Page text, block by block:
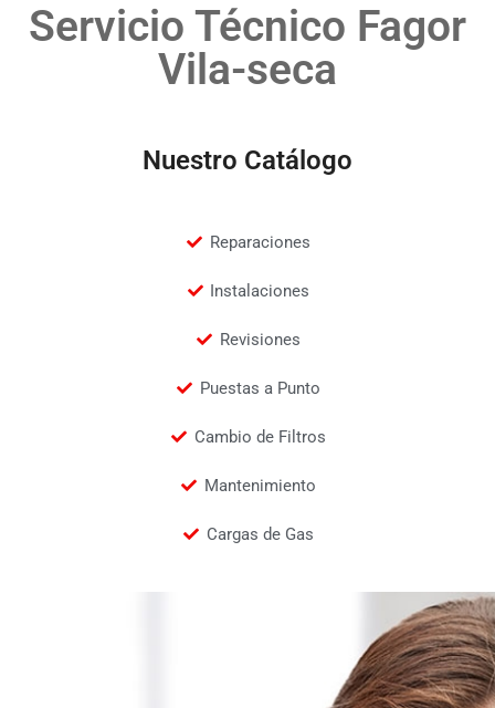
Servicio Técnico Fagor
Vila-seca
Nuestro Catálogo
Reparaciones
Instalaciones
Revisiones
Puestas a Punto
Cambio de Filtros
Mantenimiento
Cargas de Gas